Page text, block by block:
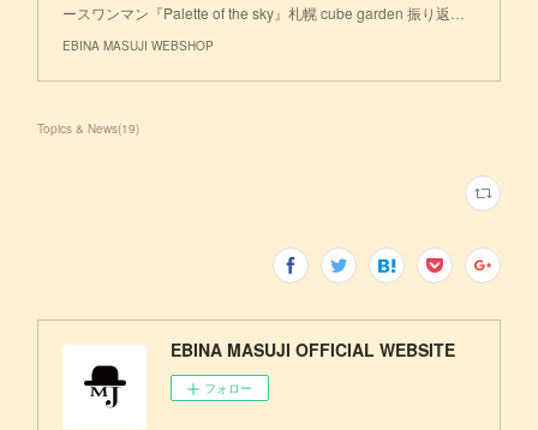
ースワンマン『Palette of the sky』札幌 cube garden 振り返…
EBINA MASUJI WEBSHOP
Topics & News(19)
EBINA MASUJI OFFICIAL WEBSITE
フォロー